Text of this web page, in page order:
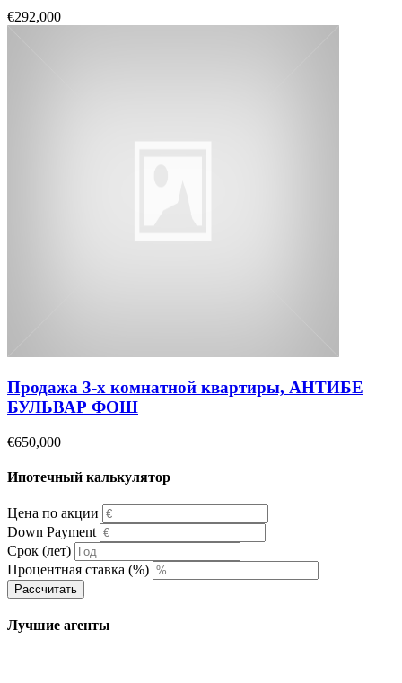
€292,000
Продажа 3-х комнатной квартиры, АНТИБЕ
БУЛЬВАР ФОШ
€650,000
Ипотечный калькулятор
Цена по акции
Down Payment
Срок (лет)
Процентная ставка (%)
Рассчитать
Лучшие агенты